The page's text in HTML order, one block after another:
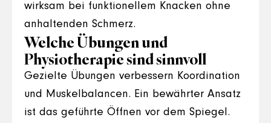
wirksam bei funktionellem Knacken ohne
anhaltenden Schmerz.
Welche Übungen und
Physiotherapie sind sinnvoll
Gezielte Übungen verbessern Koordination
und Muskelbalancen. Ein bewährter Ansatz
ist das geführte Öffnen vor dem Spiegel.